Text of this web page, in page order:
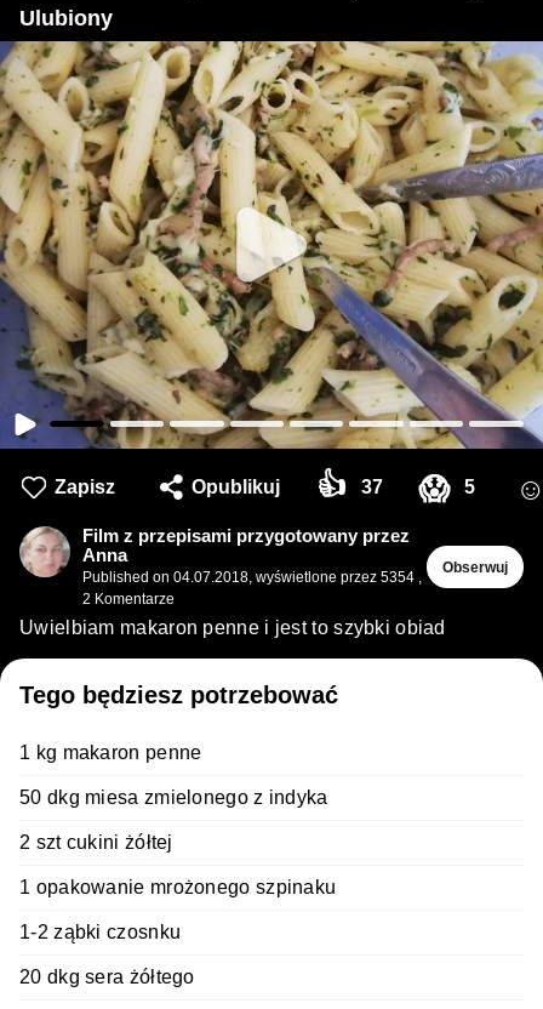
Ulubiony
Zapisz Opublikuj 👍 37 😱 5
Film z przepisami przygotowany przez
Anna
Published on 04.07.2018, wyświetlone przez 5354 ,
2 Komentarze
Obserwuj
Uwielbiam makaron penne i jest to szybki obiad
Tego będziesz potrzebować
1 kg makaron penne
50 dkg miesa zmielonego z indyka
2 szt cukini żółtej
1 opakowanie mrożonego szpinaku
1-2 ząbki czosnku
20 dkg sera żółtego